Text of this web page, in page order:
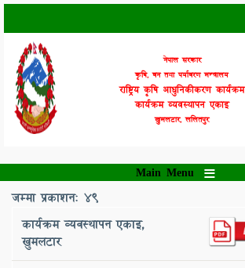
Skip
content
नेपाल सरकार
कृषि, वन तथा पर्यावरण मन्त्रालय
राष्ट्रिय कृषि आधुनिकीकरण कार्यक्रम
कार्यक्रम व्यवस्थापन एकाइ
खुमलटार, ललितपुर
Main Menu
जम्मा प्रकाशन: 49
कार्यक्रम व्यवस्थापन एकाइ,
खुमलटार